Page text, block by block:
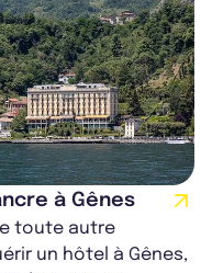
à Gênes
toute autre
un hôtel à Gênes,